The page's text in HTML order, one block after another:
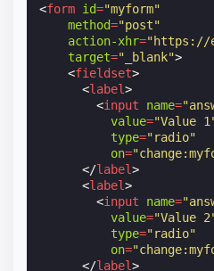
<form id="myform"
method="post"
action-xhr="https://
target="_blank">
<fieldset>
<label>
<input name=
value="Value
type="radio"
on=
</label>
<label>
<input name=
value="Value
type="radio"
on=
</label>